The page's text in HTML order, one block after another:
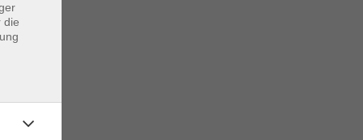
die